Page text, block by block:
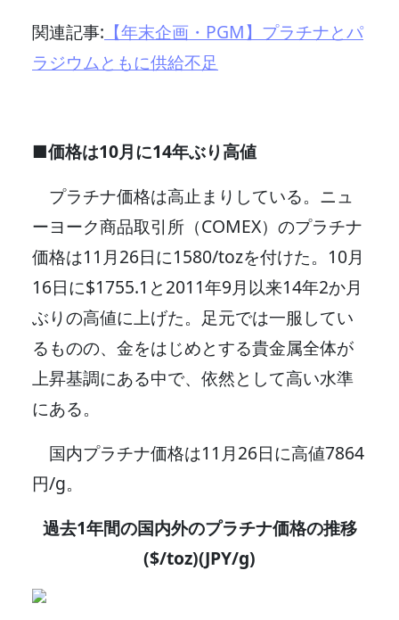
関連記事: 【年末企画・PGM】プラチナとパ
ラジウムともに供給不足
■価格は10月に14年ぶり高値
プラチナ価格は高止まりしている。ニュ
ーヨーク商品取引所（COMEX）のプラチナ
価格は11月26日に1580/tozを付けた。10月
16日に$1755.1と2011年9月以来14年2か月
ぶりの高値に上げた。足元では一服してい
るものの、金をはじめとする貴金属全体が
上昇基調にある中で、依然として高い水準
にある。
国内プラチナ価格は11月26日に高値7864
円/g。
過去1年間の国内外のプラチナ価格の推移
($/toz)(JPY/g)